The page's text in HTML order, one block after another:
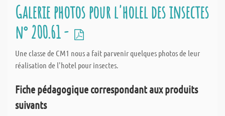
Galerie photos pour l'holel des insectes
n° 200.61 -
Une classe de CM1 nous a fait parvenir quelques photos de leur
réalisation de l'hotel pour insectes.
Fiche pédagogique correspondant aux produits
suivants